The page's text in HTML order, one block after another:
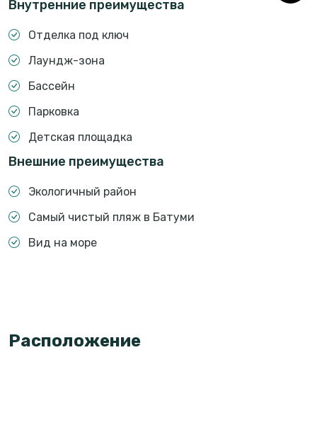
Внутренние преимущества
Отделка под ключ
Лаундж-зона
Бассейн
Парковка
Детская площадка
Внешние преимущества
Экологичный район
Самый чистый пляж в Батуми
Вид на море
Расположение